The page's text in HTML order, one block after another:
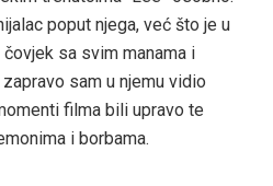
poput njega, već što je u
sa svim manama i
sam u njemu vidio
filma bili upravo te
i borbama.